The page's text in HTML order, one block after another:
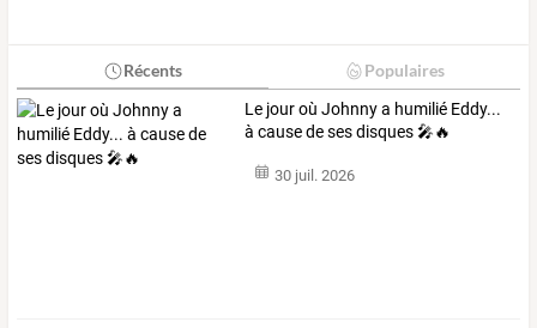
Récents Populaires
Le jour où Johnny a humilié Eddy...
à cause de ses disques 🎤🔥
30 juil. 2026